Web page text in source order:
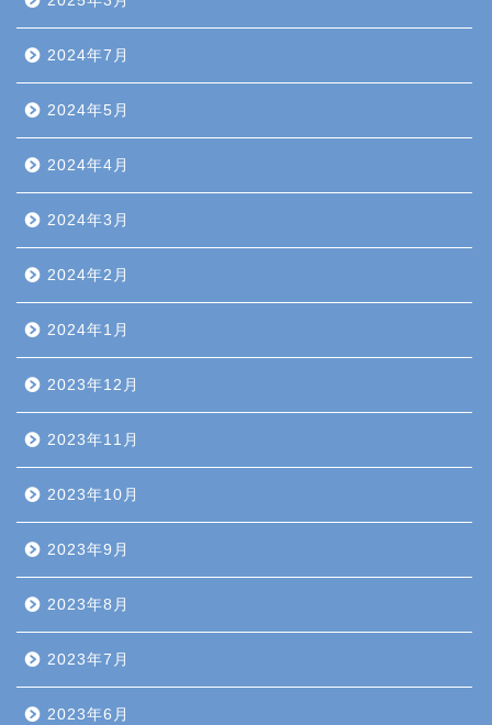
2024年7月
2024年5月
2024年4月
2024年3月
2024年2月
2024年1月
2023年12月
2023年11月
2023年10月
2023年9月
2023年8月
2023年7月
2023年6月